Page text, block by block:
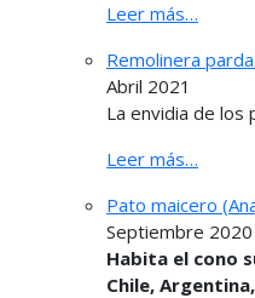
Leer más…
Remolinera
Abril 2021
La envidia de los
Leer más…
Pato maicero
Septiembre 2020
Habita el cono
Chile,